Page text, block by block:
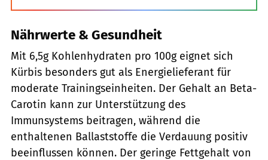
Nährwerte & Gesundheit
Mit 6,5g Kohlenhydraten pro 100g eignet sich
Kürbis besonders gut als Energielieferant für
moderate Trainingseinheiten. Der Gehalt an Beta-
Carotin kann zur Unterstützung des
Immunsystems beitragen, während die
enthaltenen Ballaststoffe die Verdauung positiv
beeinflussen können. Der geringe Fettgehalt von